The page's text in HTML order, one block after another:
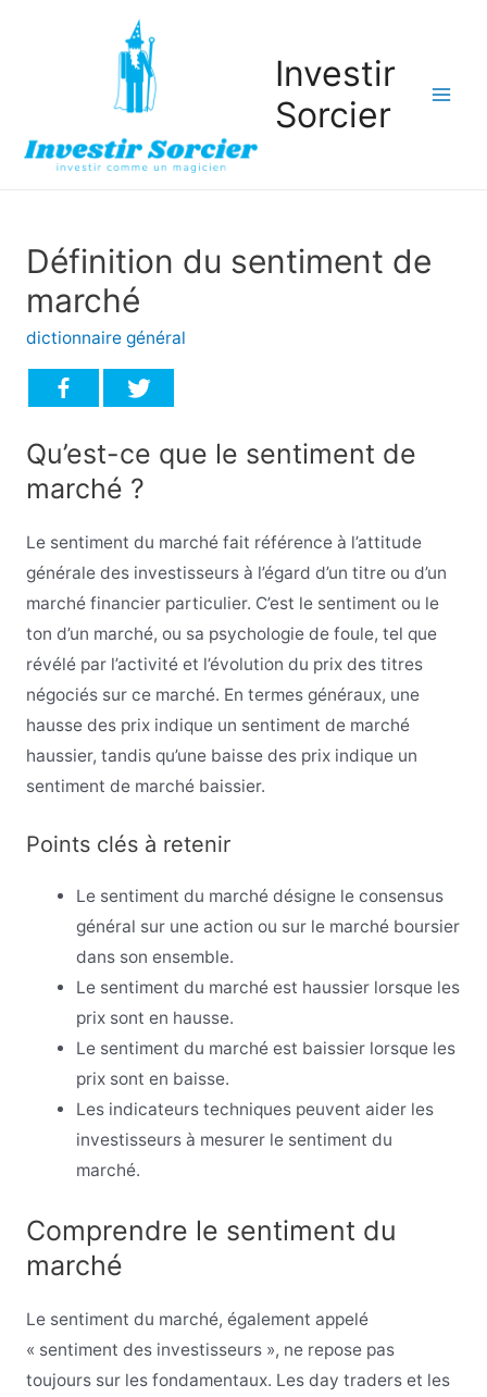
Investir
Sorcier
Définition du sentiment de
marché
dictionnaire général
Qu’est-ce que le sentiment de
marché ?
Le sentiment du marché fait référence à l’attitude
générale des investisseurs à l’égard d’un titre ou d’un
marché financier particulier. C’est le sentiment ou le
ton d’un marché, ou sa psychologie de foule, tel que
révélé par l’activité et l’évolution du prix des titres
négociés sur ce marché. En termes généraux, une
hausse des prix indique un sentiment de marché
haussier, tandis qu’une baisse des prix indique un
sentiment de marché baissier.
Points clés à retenir
Le sentiment du marché désigne le consensus
général sur une action ou sur le marché boursier
dans son ensemble.
Le sentiment du marché est haussier lorsque les
prix sont en hausse.
Le sentiment du marché est baissier lorsque les
prix sont en baisse.
Les indicateurs techniques peuvent aider les
investisseurs à mesurer le sentiment du
marché.
Comprendre le sentiment du
marché
Le sentiment du marché, également appelé
« sentiment des investisseurs », ne repose pas
toujours sur les fondamentaux. Les day traders et les